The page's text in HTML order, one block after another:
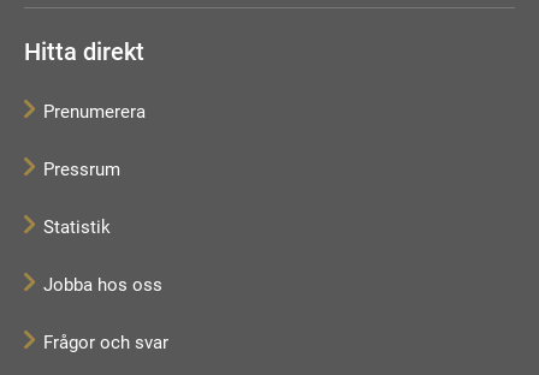
Hitta direkt
Prenumerera
Pressrum
Statistik
Jobba hos oss
Frågor och svar